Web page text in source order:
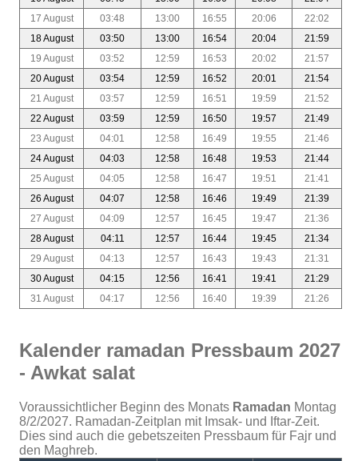
17 August
03:48 13:00 16:55 20:06
22:02
18 August
03:50 13:00 16:54 20:04
21:59
19 August
03:52 12:59 16:53 20:02
21:57
20 August
03:54 12:59 16:52 20:01
21:54
21 August
03:57 12:59 16:51 19:59
21:52
22 August
03:59 12:59 16:50 19:57
21:49
23 August
04:01 12:58 16:49 19:55
21:46
24 August
04:03 12:58 16:48 19:53
21:44
25 August
04:05 12:58 16:47 19:51
21:41
26 August
04:07 12:58 16:46 19:49
21:39
27 August
04:09 12:57 16:45 19:47
21:36
28 August
04:11 12:57 16:44 19:45
21:34
29 August
04:13 12:57 16:43 19:43
21:31
30 August
04:15 12:56 16:41 19:41
21:29
31 August
04:17 12:56 16:40 19:39 21:26
Kalender ramadan Pressbaum 2027
- Awkat salat
Voraussichtlicher Beginn des Monats Ramadan Montag
8/2/2027. Ramadan-Zeitplan mit Imsak- und Iftar-Zeit.
Dies sind auch die gebetszeiten Pressbaum für Fajr und
den Maghreb.